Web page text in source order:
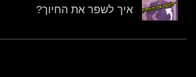
איך לשפר את החיוך?